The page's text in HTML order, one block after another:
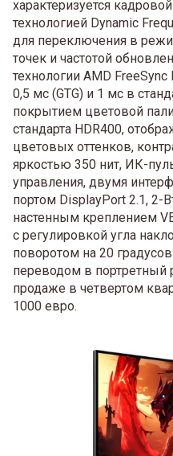
характеризуется
технологией Dynamic
для переключения в
точек и частотой
технологии AMD
0,5 мс (GTG) и 1 мс в
покрытием цветовой
стандарта HDR400,
цветовых оттенков,
яркостью 350 нит, ИК-
управления, двумя
портом DisplayPort 2.1, 2-
настенным креплением
с регулировкой угла
поворотом на 20
переводом в портретный
продаже в четвертом
1000 евро.